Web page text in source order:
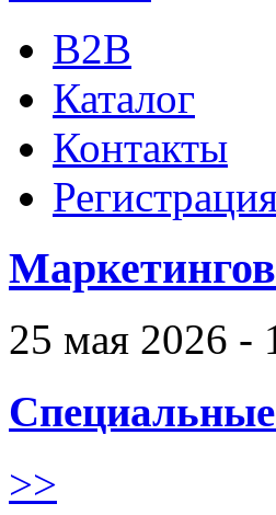
B2B
Каталог
Контакты
25 мая 2026 -
>>